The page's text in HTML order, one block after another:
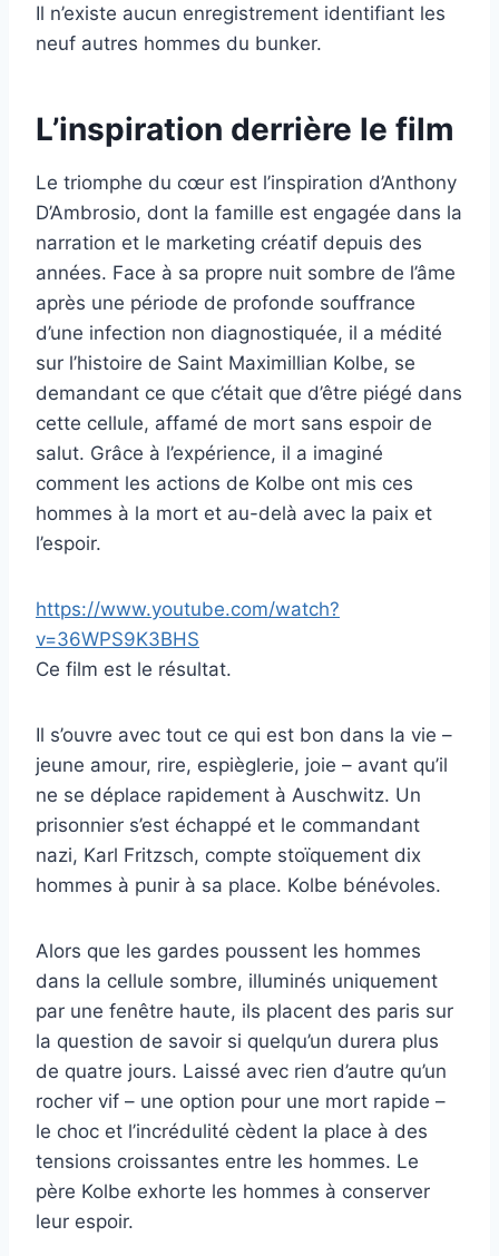
Il n’existe aucun enregistrement identifiant les
neuf autres hommes du bunker.
L’inspiration derrière le film
Le triomphe du cœur est l’inspiration d’Anthony
D’Ambrosio, dont la famille est engagée dans la
narration et le marketing créatif depuis des
années. Face à sa propre nuit sombre de l’âme
après une période de profonde souffrance
d’une infection non diagnostiquée, il a médité
sur l’histoire de Saint Maximillian Kolbe, se
demandant ce que c’était que d’être piégé dans
cette cellule, affamé de mort sans espoir de
salut. Grâce à l’expérience, il a imaginé
comment les actions de Kolbe ont mis ces
hommes à la mort et au-delà avec la paix et
l’espoir.
https://www.youtube.com/watch?
v=36WPS9K3BHS
Ce film est le résultat.
Il s’ouvre avec tout ce qui est bon dans la vie –
jeune amour, rire, espièglerie, joie – avant qu’il
ne se déplace rapidement à Auschwitz. Un
prisonnier s’est échappé et le commandant
nazi, Karl Fritzsch, compte stoïquement dix
hommes à punir à sa place. Kolbe bénévoles.
Alors que les gardes poussent les hommes
dans la cellule sombre, illuminés uniquement
par une fenêtre haute, ils placent des paris sur
la question de savoir si quelqu’un durera plus
de quatre jours. Laissé avec rien d’autre qu’un
rocher vif – une option pour une mort rapide –
le choc et l’incrédulité cèdent la place à des
tensions croissantes entre les hommes. Le
père Kolbe exhorte les hommes à conserver
leur espoir.